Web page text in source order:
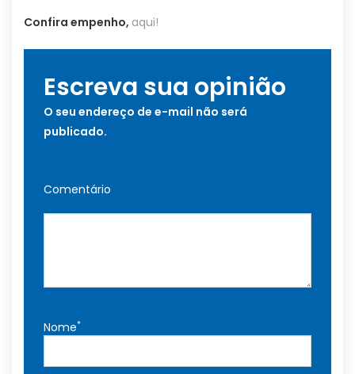
Confira empenho, aqui!
Escreva sua opinião
O seu endereço de e-mail não será
publicado.
Comentário
Nome*